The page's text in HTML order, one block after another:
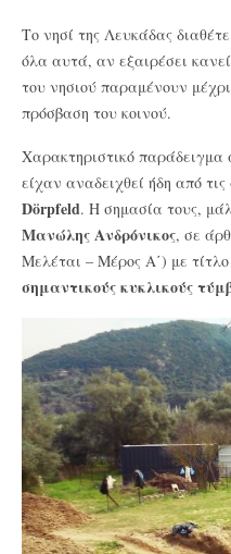
Το νησί της Λευκάδας
όλα αυτά, αν εξαιρέσει
του νησιού παραμένουν
πρόσβαση του κοινού.
Χαρακτηριστικό παράδειγμα
είχαν αναδειχθεί ήδη από
Dörpfeld. Η σημασία τους,
Μανώλης Ανδρόνικος, σε
Μελέται – Μέρος Α΄) με
σημαντικούς κυκλικούς